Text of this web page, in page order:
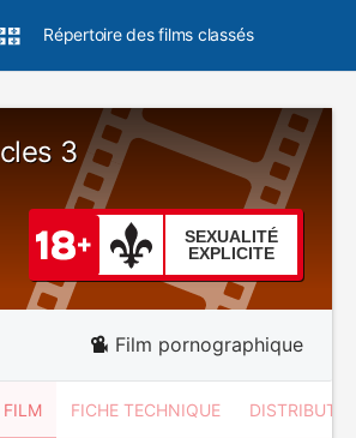
Répertoire des films classés
3
SEXUALITÉ
EXPLICITE
Film pornographique
FILM FICHE TECHNIQUE